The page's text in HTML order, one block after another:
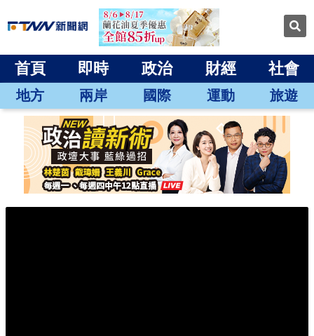
首頁 即時 政治 財經 社會
地方 兩岸 國際 運動 旅遊